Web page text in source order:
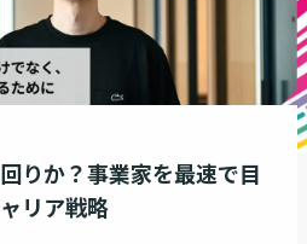
りか？事業家を最速で目
リア戦略